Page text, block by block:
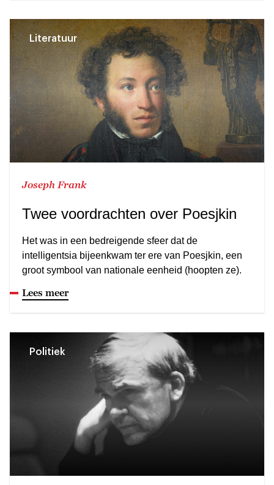
Literatuur
Joseph Frank
Twee voordrachten over Poesjkin
Het was in een bedreigende sfeer dat de
intelligentsia bijeenkwam ter ere van Poesjkin, een
groot symbool van nationale eenheid (hoopten ze).
Lees meer
Politiek